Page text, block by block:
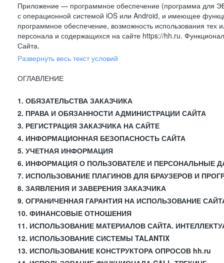
Приложение — программное обеспечение (программа для
с операционной системой iOS или Android, и имеющее
программное обеспечение, возможность использования
персонала и содержащихся на сайте https://hh.ru.
Сайта.
Развернуть весь текст условий
ОГЛАВЛЕНИЕ
1. ОБЯЗАТЕЛЬСТВА ЗАКАЗЧИКА
2. ПРАВА И ОБЯЗАННОСТИ АДМИНИСТРАЦИИ САЙТА
3. РЕГИСТРАЦИЯ ЗАКАЗЧИКА НА САЙТЕ
4. ИНФОРМАЦИОННАЯ БЕЗОПАСНОСТЬ САЙТА
5. УЧЕТНАЯ ИНФОРМАЦИЯ
6. ИНФОРМАЦИЯ О ПОЛЬЗОВАТЕЛЕ И ПЕРСОНАЛЬНЫЕ
7. ИСПОЛЬЗОВАНИЕ ПЛАГИНОВ ДЛЯ БРАУЗЕРОВ И
8. ЗАЯВЛЕНИЯ И ЗАВЕРЕНИЯ ЗАКАЗЧИКА
9. ОГРАНИЧЕННАЯ ГАРАНТИЯ НА ИСПОЛЬЗОВАНИЕ
10. ФИНАНСОВЫЕ ОТНОШЕНИЯ
11. ИСПОЛЬЗОВАНИЕ МАТЕРИАЛОВ САЙТА.
12. ИСПОЛЬЗОВАНИЕ СИСТЕМЫ TALANTIX
13. ИСПОЛЬЗОВАНИЕ КОНСТРУКТОРА ОПРОСОВ hh.ru